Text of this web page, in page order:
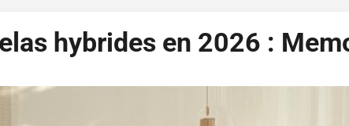
hybrides en 2026 :